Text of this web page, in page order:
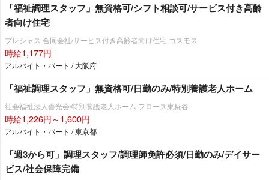
「福祉調理スタッフ」無資格可/シフト相談可/サービス付き高齢
者向け住宅
プレシャス 合同会社/サービス付き高齢者向け住宅 コスモス
時給1,177円
アルバイト・パート / 大阪府
「福祉調理スタッフ」無資格可/日勤のみ/特別養護老人ホーム
社会福祉法人善光会/特別養護老人ホーム フロース東糀谷
時給1,226円～1,600円
アルバイト・パート / 東京都
「週3から可」調理スタッフ/調理師免許必須/日勤のみ/デイサー
ビス/社会保障完備